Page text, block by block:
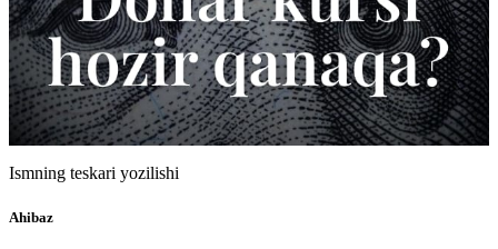
Ismning teskari yozilishi
Ahibaz